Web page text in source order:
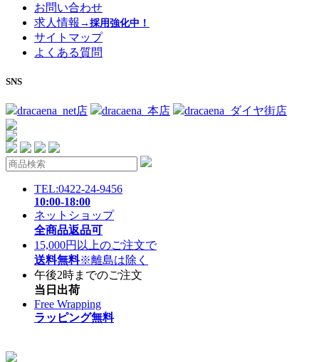
お問い合わせ
求人情報 →採用強化中！
サイトマップ
よくある質問
SNS
dracaena_net店 dracaena_本店 dracaena_ダイヤ街店
TEL:0422-24-9456
10:00-18:00
ネットショップ
全商品返品可
15,000円以上のご注文で
送料無料※離島は除く
午後2時までのご注文
当日出荷
Free Wrapping
ラッピング無料